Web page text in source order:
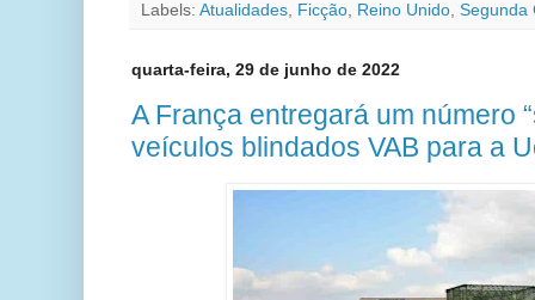
Labels: Atualidades, Ficção, Reino Unido, Segunda
quarta-feira, 29 de junho de 2022
A França entregará um número
veículos blindados VAB para a